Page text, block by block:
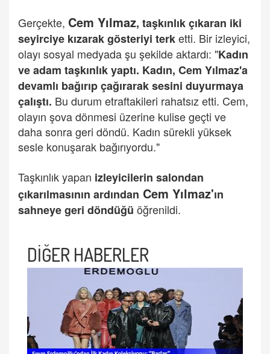
Gerçekte, Cem Yılmaz, taşkınlık çıkaran iki
seyirciye kızarak gösteriyi terketti. Bir izleyici,
olayı sosyal medyada şu şekilde aktardı: "Kadın
ve adam taşkınlık yaptı. Kadın, Cem Yılmaz'a
devamlı bağırıp çağırarak sesini duyurmaya
çalıştı. Bu durum etraftakileri rahatsız etti. Cem,
olayın şova dönmesi üzerine kulise geçti ve
daha sonra geri döndü. Kadın sürekli yüksek
sesle konuşarak bağırıyordu."
Taşkınlık yapan izleyicilerin salondan
çıkarılmasının ardından Cem Yılmaz'ın
sahneye geri döndüğü öğrenildi.
DİĞER HABERLER